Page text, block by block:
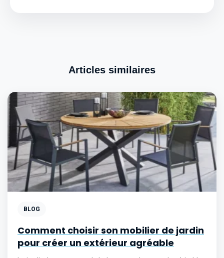
Articles similaires
BLOG
Comment choisir son mobilier de jardin
pour créer un extérieur agréable